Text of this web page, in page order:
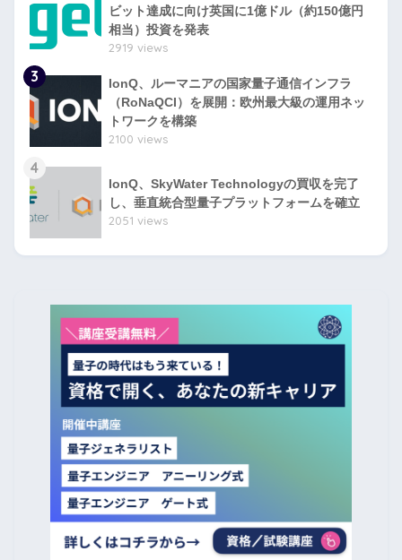
ビット達成に向け英国に1億ドル（約150億円
相当）投資を発表
2919 views
3
IonQ、ルーマニアの国家量子通信インフラ
（RoNaQCI）を展開：欧州最大級の運用ネッ
トワークを構築
2100 views
4
IonQ、SkyWater Technologyの買収を完了
し、垂直統合型量子プラットフォームを確立
2051 views